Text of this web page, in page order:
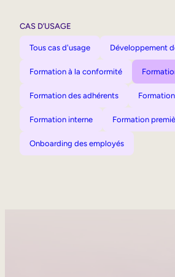
CAS D’USAGE
Tous cas d'usage Développement
Formation à la conformité
Formation des adhérents
Formation interne Formation
Onboarding des employés